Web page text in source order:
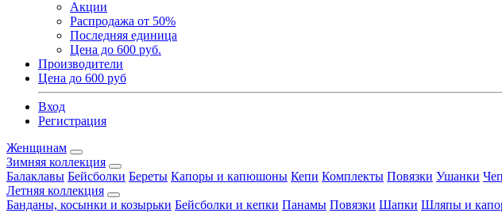
Акции
Распродажа от 50%
Последняя единица
Цена до 600 руб.
Производители
Цена до 600 руб
Вход
Регистрация
Женщинам
Зимняя коллекция
Балаклавы Бейсболки Береты Капоры и капюшоны Кепи Комплекты Повязки Ушанки
Летняя коллекция
Банданы, косынки и козырьки Бейсболки и кепки Панамы Повязки Шапки Шляпы и